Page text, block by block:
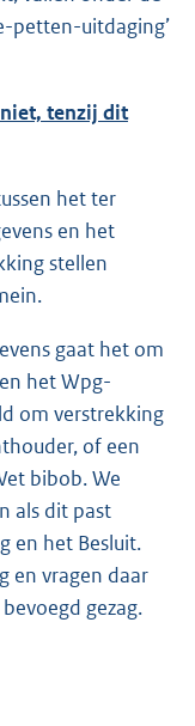
petten-uitdaging’
tenzij dit
het ter
en het
stellen
gaat het om
het Wpg-
om verstrekking
of een
bibob. We
als dit past
en het Besluit.
en vragen daar
gezag.